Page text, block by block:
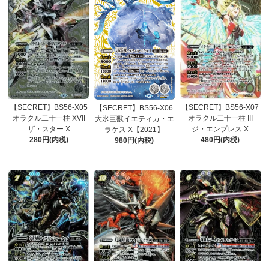
【SECRET】BS56-X05
オラクル二十一柱 XVII
ザ・スター X
280円(内税)
【SECRET】BS56-X06
大氷巨獣イエティカ・エ
ラケス X【2021】
980円(内税)
【SECRET】BS56-X07
オラクル二十一柱 III
ジ・エンプレス X
480円(内税)